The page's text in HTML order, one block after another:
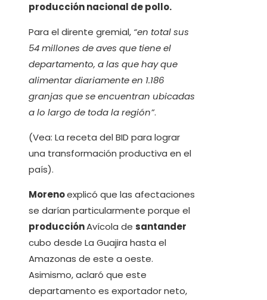
producción nacional de pollo.
Para el dirente gremial, “en total sus
54 millones de aves que tiene el
departamento, a las que hay que
alimentar diariamente en 1.186
granjas que se encuentran ubicadas
a lo largo de toda la región”.
(Vea: La receta del BID para lograr
una transformación productiva en el
país).
Morenoexplicó que las afectaciones
se darían particularmente porque el
producciónAvícola de santander
cubo desde La Guajira hasta el
Amazonas de este a oeste.
Asimismo, aclaró que este
departamento es exportador neto,